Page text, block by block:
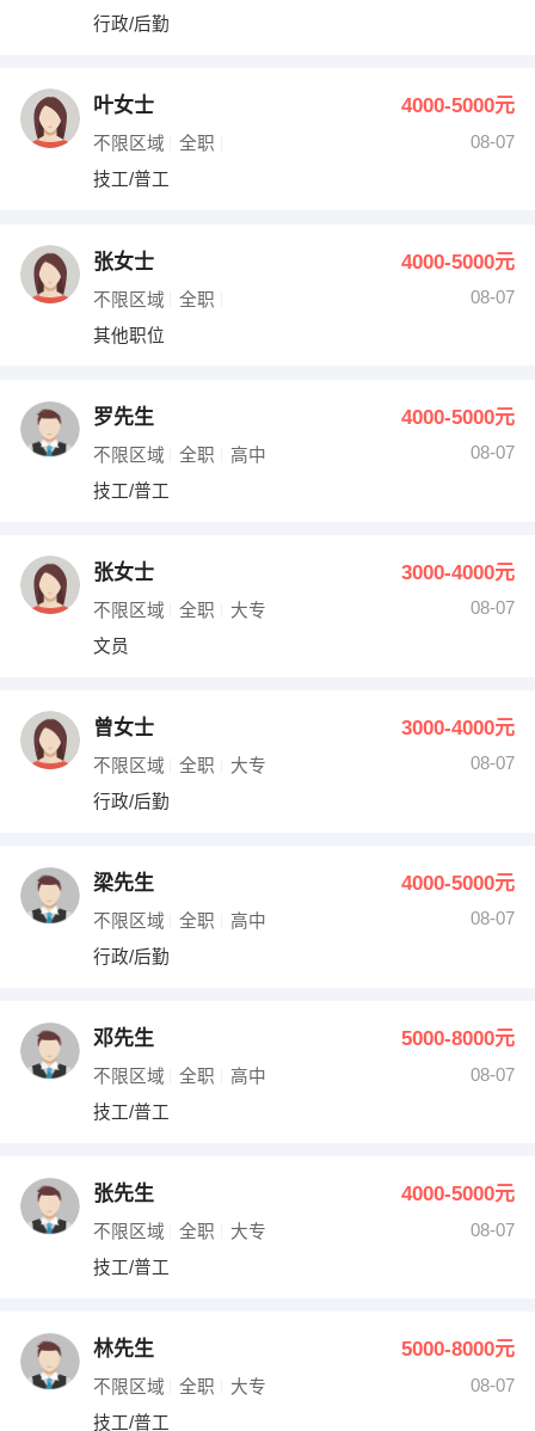
行政/后勤
叶女士 4000-5000元
不限区域 全职
08-07
技工/普工
张女士 4000-5000元
不限区域 全职
08-07
其他职位
罗先生 4000-5000元
不限区域 全职 高中
08-07
技工/普工
张女士 3000-4000元
不限区域 全职 大专
08-07
文员
曾女士 3000-4000元
不限区域 全职 大专
08-07
行政/后勤
梁先生 4000-5000元
不限区域 全职 高中
08-07
行政/后勤
邓先生 5000-8000元
不限区域 全职 高中
08-07
技工/普工
张先生 4000-5000元
不限区域 全职 大专
08-07
技工/普工
林先生 5000-8000元
不限区域 全职 大专
08-07
技工/普工